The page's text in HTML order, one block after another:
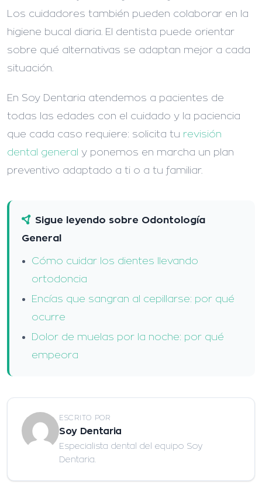
Los cuidadores también pueden colaborar en la
higiene bucal diaria. El dentista puede orientar
sobre qué alternativas se adaptan mejor a cada
situación.
En Soy Dentaria atendemos a pacientes de
todas las edades con el cuidado y la paciencia
que cada caso requiere: solicita tu revisión
dental general y ponemos en marcha un plan
preventivo adaptado a ti o a tu familiar.
Sigue leyendo sobre Odontología
General
Cómo cuidar los dientes llevando
ortodoncia
Encías que sangran al cepillarse: por qué
ocurre
Dolor de muelas por la noche: por qué
empeora
ESCRITO POR
Soy Dentaria
Especialista dental del equipo Soy
Dentaria.